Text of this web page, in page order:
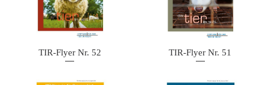
TIR-Flyer Nr. 52 TIR-Flyer Nr. 51